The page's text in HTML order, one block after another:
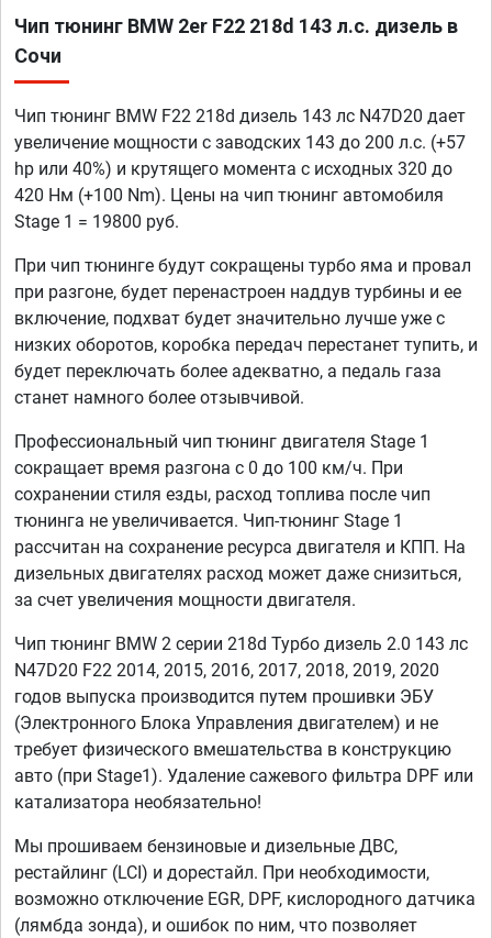
Чип тюнинг BMW 2er F22 218d 143 л.с. дизель в
Сочи
Чип тюнинг BMW F22 218d дизель 143 лс N47D20 дает
увеличение мощности с заводских 143 до 200 л.с. (+57
hp или 40%) и крутящего момента с исходных 320 до
420 Нм (+100 Nm). Цены на чип тюнинг автомобиля
Stage 1 = 19800 руб.
При чип тюнинге будут сокращены турбо яма и провал
при разгоне, будет перенастроен наддув турбины и ее
включение, подхват будет значительно лучше уже с
низких оборотов, коробка передач перестанет тупить, и
будет переключать более адекватно, а педаль газа
станет намного более отзывчивой.
Профессиональный чип тюнинг двигателя Stage 1
сокращает время разгона с 0 до 100 км/ч. При
сохранении стиля езды, расход топлива после чип
тюнинга не увеличивается. Чип-тюнинг Stage 1
рассчитан на сохранение ресурса двигателя и КПП. На
дизельных двигателях расход может даже снизиться,
за счет увеличения мощности двигателя.
Чип тюнинг BMW 2 серии 218d Турбо дизель 2.0 143 лс
N47D20 F22 2014, 2015, 2016, 2017, 2018, 2019, 2020
годов выпуска производится путем прошивки ЭБУ
(Электронного Блока Управления двигателем) и не
требует физического вмешательства в конструкцию
авто (при Stage1). Удаление сажевого фильтра DPF или
катализатора необязательно!
Мы прошиваем бензиновые и дизельные ДВС,
рестайлинг (LCI) и дорестайл. При необходимости,
возможно отключение EGR, DPF, кислородного датчика
(лямбда зонда), и ошибок по ним, что позволяет